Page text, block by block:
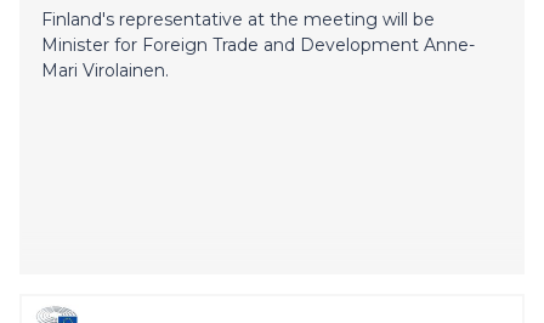
Finland's representative at the meeting will be
Minister for Foreign Trade and Development Anne-
Mari Virolainen.